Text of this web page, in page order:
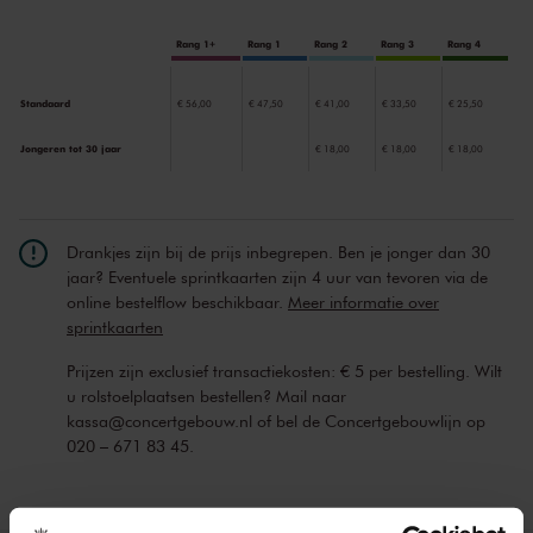
Rang 1+ Rang 1 Rang 2 Rang 3 Rang 4
Standaard € 56,00 € 47,50 € 41,00 € 33,50 € 25,50
Jongeren tot 30 jaar € 18,00 € 18,00 € 18,00
Drankjes zijn bij de prijs inbegrepen. Ben je jonger dan 30
jaar? Eventuele sprintkaarten zijn 4 uur van tevoren via de
online bestelflow beschikbaar. Meer informatie over
sprintkaarten
Prijzen zijn exclusief transactiekosten: € 5 per bestelling. Wilt
u rolstoelplaatsen bestellen? Mail naar
kassa@concertgebouw.nl of bel de Concertgebouwlijn op
020 – 671 83 45.